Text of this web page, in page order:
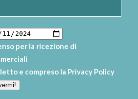
per la ricezione di
e compreso la Privacy Policy